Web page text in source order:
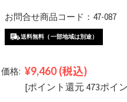
お問合せ商品コード：47-087
送料無料（一部地域は別途）
価格: ¥9,460 (税込)
[ポイント還元 473ポイ